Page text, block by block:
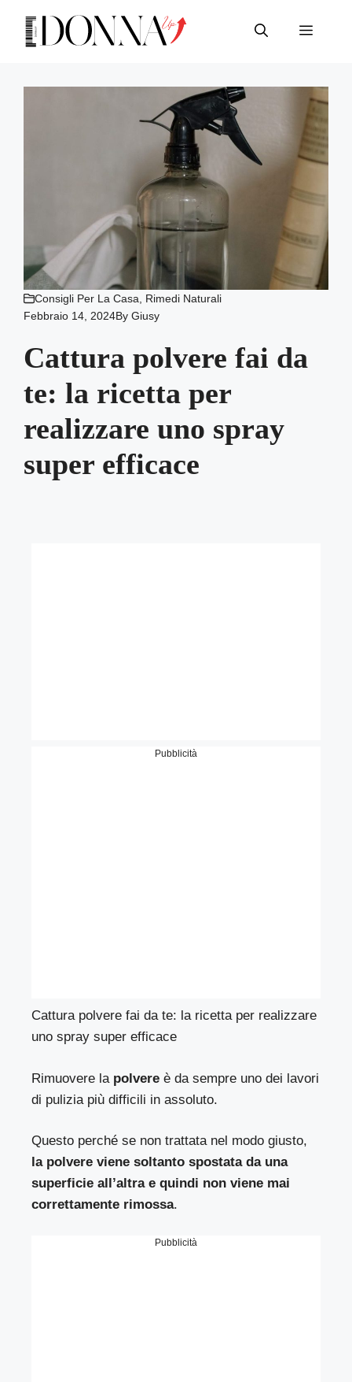
contenuto
Menu
Consigli Per La Casa, Rimedi Naturali
Febbraio 14, 2024ByGiusy
Cattura polvere fai da
te: la ricetta per
realizzare uno spray
super efficace
Pubblicità
Cattura polvere fai da te: la ricetta per realizzare
uno spray super efficace
Rimuovere lapolvere è da sempre uno dei lavori
di pulizia più difficili in assoluto.
Questo perché se non trattata nel modo giusto,
la polvere viene soltanto spostata da una
superficie all’altra e quindi non viene mai
correttamente rimossa.
Pubblicità